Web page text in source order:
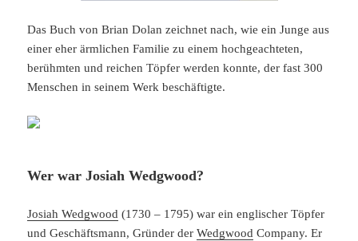
Das Buch von Brian Dolan zeichnet nach, wie ein Junge aus
einer eher ärmlichen Familie zu einem hochgeachteten,
berühmten und reichen Töpfer werden konnte, der fast 300
Menschen in seinem Werk beschäftigte.
Wer war Josiah Wedgwood?
Josiah Wedgwood (1730 – 1795) war ein englischer Töpfer
und Geschäftsmann, Gründer derWedgwood Company. Er